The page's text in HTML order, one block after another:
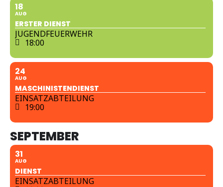
18
AUG
ERSTER DIENST
JUGENDFEUERWEHR
18:00
24
AUG
MASCHINISTENDIENST
EINSATZABTEILUNG
19:00
SEPTEMBER
31
AUG
DIENST
EINSATZABTEILUNG